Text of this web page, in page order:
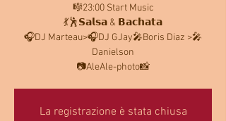
🎼23:00 Start Music
💃🕺𝗦𝗮𝗹𝘀𝗮 & 𝗕𝗮𝗰𝗵𝗮𝘁𝗮
🎧DJ Marteau>🎧DJ GJay🎤Boris Diaz >🎤
Danielson
📷AleAle-photo📸
La registrazione è stata chiusa